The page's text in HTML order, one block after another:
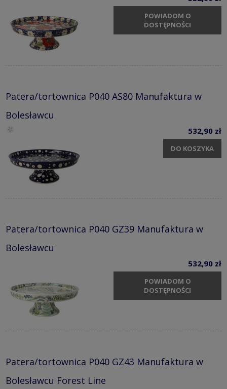
POWIADOM O
DOSTĘPNOŚCI
Patera/tortownica P040 AS80 Manufaktura w
Bolesławcu
532,90 zł
DO KOSZYKA
Patera/tortownica P040 GZ39 Manufaktura w
Bolesławcu
532,90 zł
POWIADOM O
DOSTĘPNOŚCI
Patera/tortownica P040 GZ43 Manufaktura w
Bolesławcu Forest Line